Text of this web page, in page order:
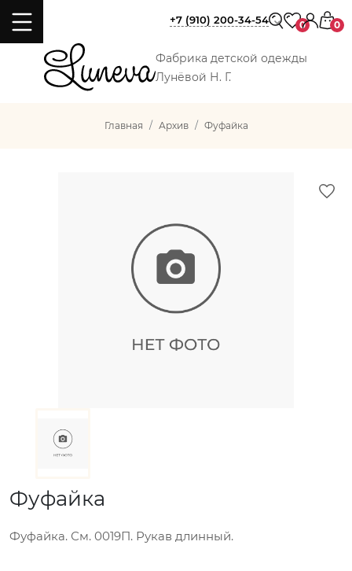
Фабрика детской одежды
Лунёвой Н. Г.
+7 (910) 200-34-54 0 0
Главная Архив Фуфайка
Фуфайка
Фуфайка. См. 0019П. Рукав длинный.